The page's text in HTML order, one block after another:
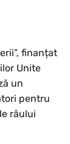
finanțat
Unite
un
pentru
râului